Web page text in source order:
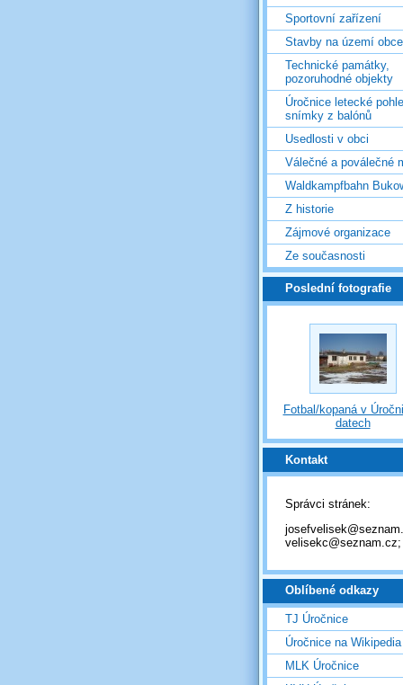
Sportovní zařízení
Stavby na území obce
Technické památky,
pozoruhodné objekty
Úročnice letecké
snímky z balónů
Usedlosti v obci
Válečné a poválečné
Waldkampfbahn
Z historie
Zájmové organizace
Ze současnosti
Poslední fotografie
Fotbal/kopaná v
datech
Kontakt
Správci stránek:
velisekc@seznam.cz;
Oblíbené odkazy
TJ Úročnice
Úročnice na Wikipedia
MLK Úročnice